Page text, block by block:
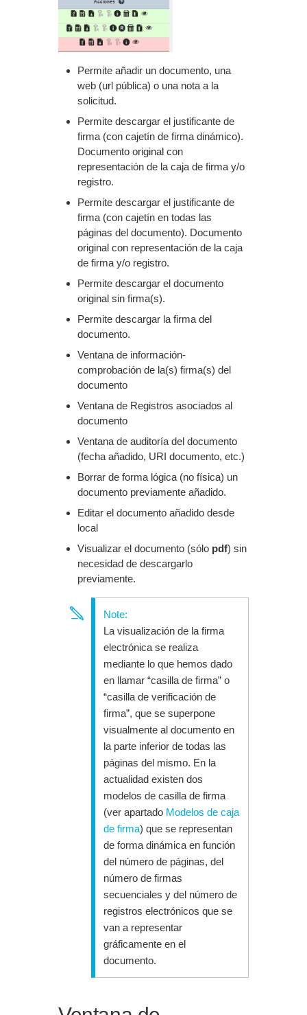
Permite añadir un documento, una
web (url pública) o una nota a la
solicitud.
Permite descargar el justificante de
firma (con cajetín de firma dinámico).
Documento original con
representación de la caja de firma y/o
registro.
Permite descargar el justificante de
firma (con cajetín en todas las
páginas del documento). Documento
original con representación de la caja
de firma y/o registro.
Permite descargar el documento
original sin firma(s).
Permite descargar la firma del
documento.
Ventana de información-
comprobación de la(s) firma(s) del
documento
Ventana de Registros asociados al
documento
Ventana de auditoría del documento
(fecha añadido, URI documento, etc.)
Borrar de forma lógica (no física) un
documento previamente añadido.
Editar el documento añadido desde
local
Visualizar el documento (sólo pdf) sin
necesidad de descargarlo
previamente.
La visualización de la firma
electrónica se realiza
mediante lo que hemos dado
en llamar “casilla de firma” o
“casilla de verificación de
firma”, que se superpone
visualmente al documento en
la parte inferior de todas las
páginas del mismo. En la
actualidad existen dos
modelos de casilla de firma
(ver apartado Modelos de caja
de firma) que se representan
de forma dinámica en función
del número de páginas, del
número de firmas
secuenciales y del número de
registros electrónicos que se
van a representar
gráficamente en el
documento.